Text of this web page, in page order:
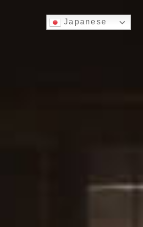
Japanese